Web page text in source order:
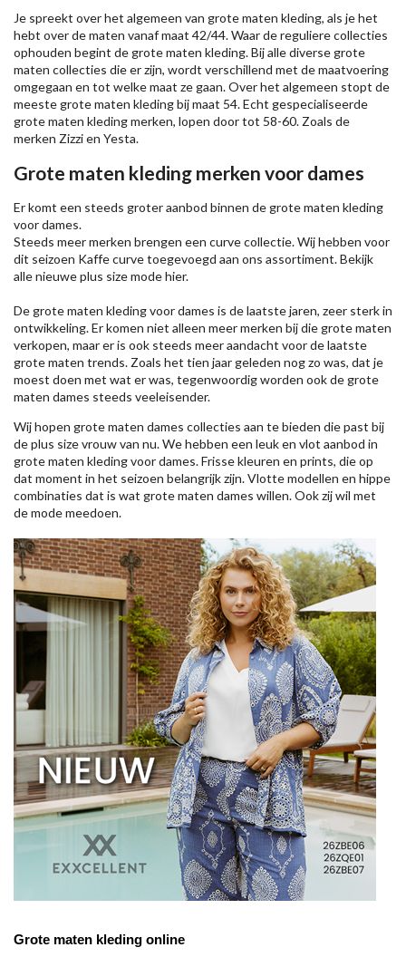
Je spreekt over het algemeen van grote maten kleding, als je het
hebt over de maten vanaf maat 42/44. Waar de reguliere collecties
ophouden begint de grote maten kleding. Bij alle diverse grote
maten collecties die er zijn, wordt verschillend met de maatvoering
omgegaan en tot welke maat ze gaan. Over het algemeen stopt de
meeste grote maten kleding bij maat 54. Echt gespecialiseerde
grote maten kleding merken, lopen door tot 58-60. Zoals de
merken Zizzien Yesta.
Grote maten kleding merken voor dames
Er komt een steeds groter aanbod binnen de grote maten kleding
voor dames.
Steeds meer merken brengen een curve collectie. Wij hebben voor
dit seizoen Kaffecurve toegevoegd aan ons assortiment. Bekijk
alle nieuweplus size modehier.
De grote maten kleding voor dames is de laatste jaren, zeer sterk in
ontwikkeling. Er komen niet alleen meer merken bij die grote maten
verkopen, maar er is ook steeds meer aandacht voor de laatste
grote maten trends. Zoals het tien jaar geleden nog zo was, dat je
moest doen met wat er was, tegenwoordig worden ook de grote
maten dames steeds veeleisender.
Wij hopen grote maten dames collecties aan te bieden die past bij
de plus size vrouw van nu. We hebben een leuk en vlot aanbod in
grote maten kleding voor dames. Frisse kleuren en prints, die op
dat moment in het seizoen belangrijk zijn. Vlotte modellen en hippe
combinaties dat is wat grote maten dames willen. Ook zij wil met
de mode meedoen.
Grote maten kleding online